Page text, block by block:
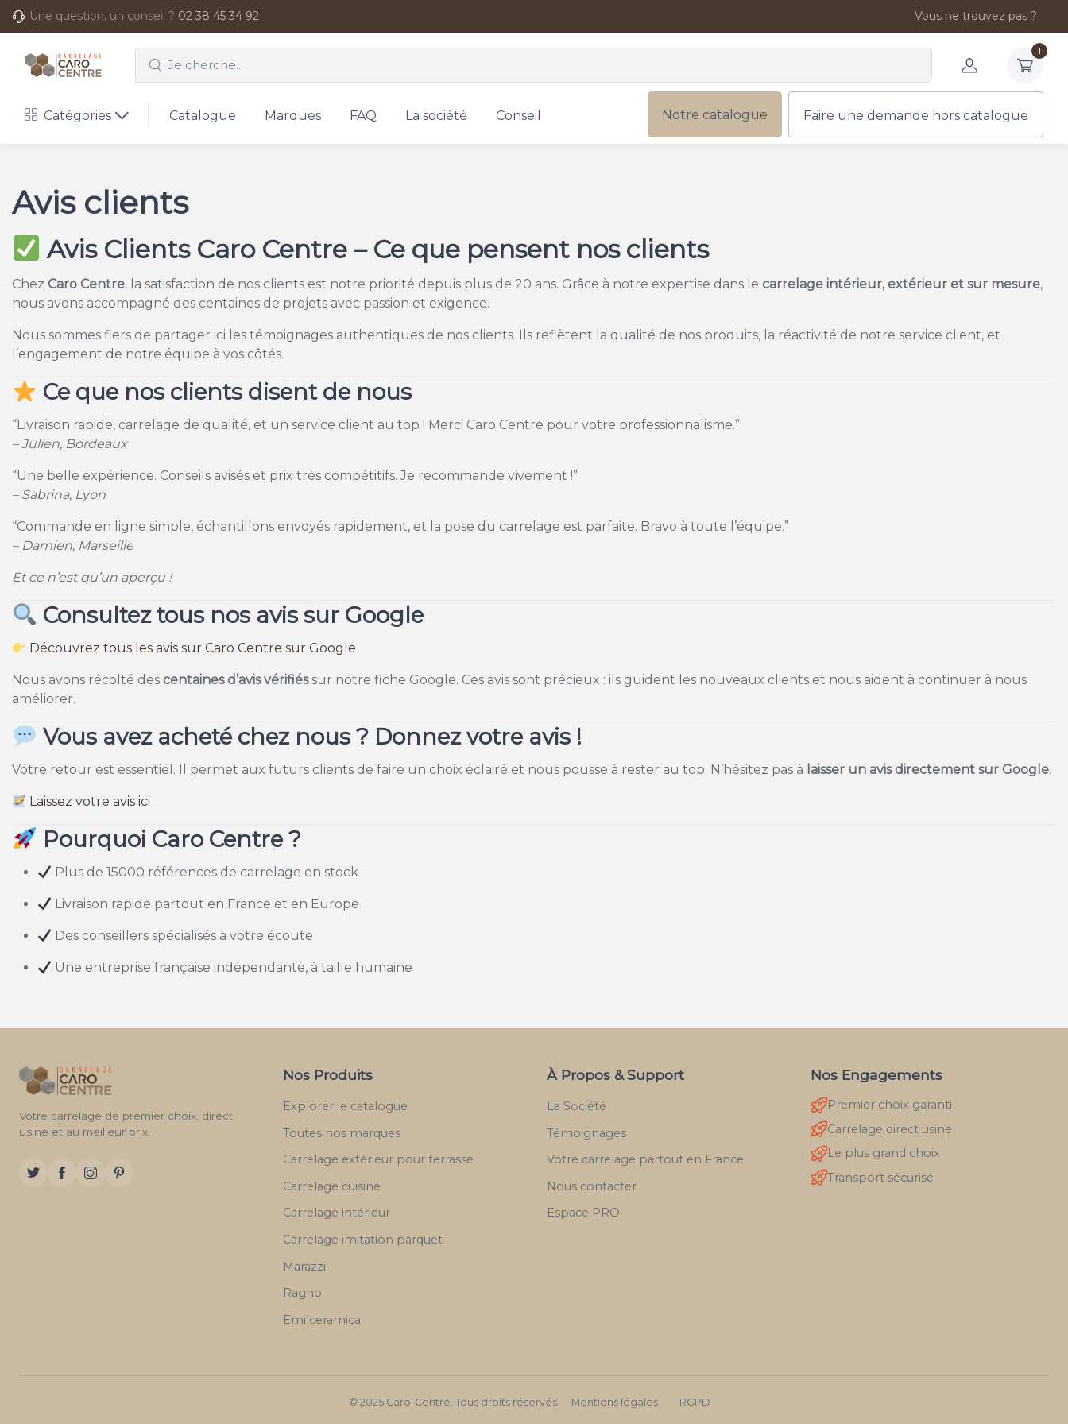
Une question, un conseil ? 02 38 45 34 92 Vous ne trouvez pas ?
1
Catégories Catalogue Marques FAQ La société Conseil Notre catalogue Faire une demande hors catalogue
Avis clients
Avis Clients Caro Centre – Ce que pensent nos clients
Chez Caro Centre, la satisfaction de nos clients est notre priorité depuis plus de 20 ans. Grâce à notre expertise dans le carrelage intérieur, extérieur et sur mesure,
nous avons accompagné des centaines de projets avec passion et exigence.
Nous sommes fiers de partager ici les témoignages authentiques de nos clients. Ils reflètent la qualité de nos produits, la réactivité de notre service client, et
l’engagement de notre équipe à vos côtés.
Ce que nos clients disent de nous
“Livraison rapide, carrelage de qualité, et un service client au top ! Merci Caro Centre pour votre professionnalisme.”
– Julien, Bordeaux
“Une belle expérience. Conseils avisés et prix très compétitifs. Je recommande vivement !”
– Sabrina, Lyon
“Commande en ligne simple, échantillons envoyés rapidement, et la pose du carrelage est parfaite. Bravo à toute l’équipe.”
– Damien, Marseille
Et ce n’est qu’un aperçu !
Consultez tous nos avis sur Google
Découvrez tous les avis sur Caro Centre sur Google
Nous avons récolté des centaines d’avis vérifiéssur notre fiche Google. Ces avis sont précieux : ils guident les nouveaux clients et nous aident à continuer à nous
améliorer.
Vous avez acheté chez nous ? Donnez votre avis !
Votre retour est essentiel. Il permet aux futurs clients de faire un choix éclairé et nous pousse à rester au top. N’hésitez pas à laisser un avis directement sur Google.
Laissez votre avis ici
Pourquoi Caro Centre ?
Plus de 15000 références de carrelage en stock
Livraison rapide partout en France et en Europe
Des conseillers spécialisés à votre écoute
Une entreprise française indépendante, à taille humaine
Votre carrelage de premier choix, direct
usine et au meilleur prix.
Nos Produits
Explorer le catalogue
Toutes nos marques
Carrelage extérieur pour terrasse
Carrelage cuisine
Carrelage intérieur
Carrelage imitation parquet
Marazzi
Ragno
Emilceramica
À Propos & Support
La Société
Témoignages
Votre carrelage partout en France
Nous contacter
Espace PRO
Nos Engagements
Premier choix garanti
Carrelage direct usine
Le plus grand choix
Transport sécurisé
© 2025 Caro-Centre. Tous droits réservés. Mentions légales RGPD